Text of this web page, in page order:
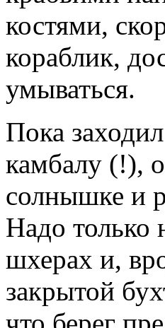
костями,
кораблик,
умываться.
Пока
камбалу (!),
солнышке и
Надо только
шхерах и,
закрытой